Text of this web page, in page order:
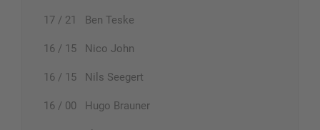
17 / 21 Ben Teske
16 / 15 Nico John
16 / 15 Nils Seegert
16 / 00 Hugo Brauner